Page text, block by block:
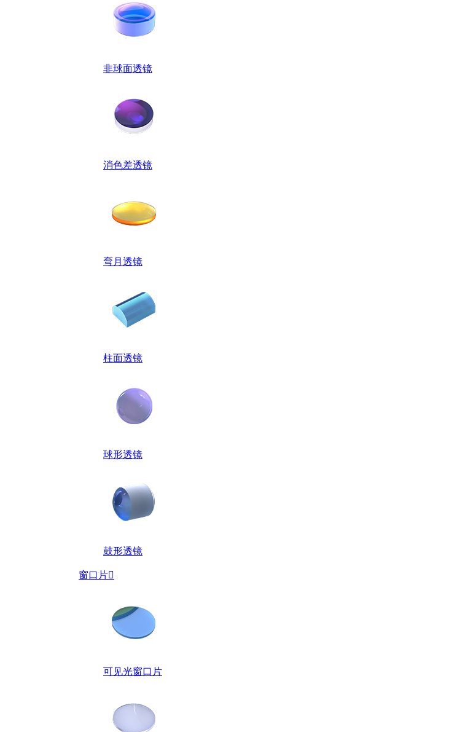
非球面透镜
消色差透镜
弯月透镜
柱面透镜
球形透镜
鼓形透镜
窗口片
可见光窗口片